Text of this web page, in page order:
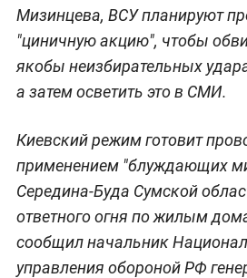
Мизинцева, ВСУ планируют
"циничную акцию", чтобы
якобы неизбирательных
а затем осветить это в СМИ.
Киевский режим готовит
применением "блуждающих
Середина-Буда Сумской
ответного огня по жилым
сообщил начальник
управления обороной РФ